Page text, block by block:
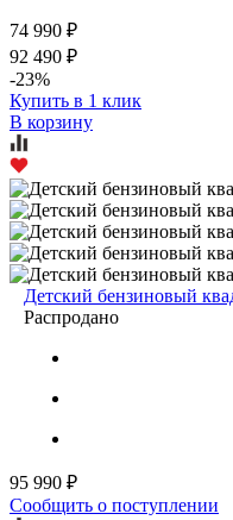
74 990 ₽
92 490 ₽
-23%
Купить в 1 клик
В корзину
Детский бензиновый
Распродано
95 990 ₽
Сообщить о поступлении